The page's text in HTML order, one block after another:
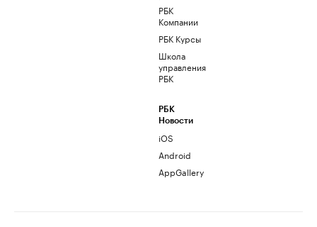
РБК
Компании
РБК Курсы
Школа
управления
РБК
РБК
Новости
iOS
Android
AppGallery